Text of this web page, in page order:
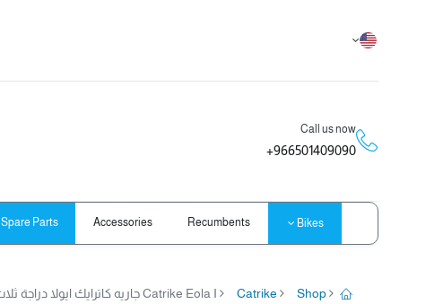
Call us now
966501409090+
Bikes
Recumbents
Accessories
Spare Parts
Shop
Catrike Catrike Eola I جاريه كاترايك ايولا دراجة ثلاث كفرات